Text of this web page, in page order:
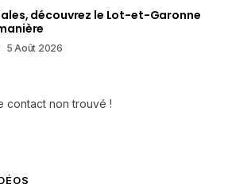
découvrez le Lot-et-Garonne
5 Août 2026
contact non trouvé !